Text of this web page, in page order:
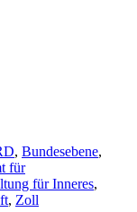
, Bundesebene,
für
für Inneres,
, Zoll